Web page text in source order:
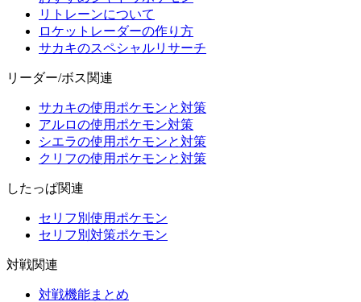
リトレーンについて
ロケットレーダーの作り方
サカキのスペシャルリサーチ
リーダー/ボス関連
サカキの使用ポケモンと対策
アルロの使用ポケモン対策
シエラの使用ポケモンと対策
クリフの使用ポケモンと対策
したっぱ関連
セリフ別使用ポケモン
セリフ別対策ポケモン
対戦関連
対戦機能まとめ